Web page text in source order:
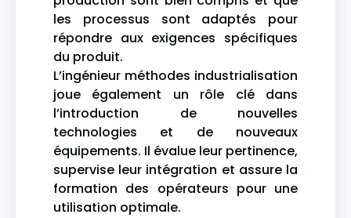
les processus sont adaptés pour
répondre aux exigences spécifiques
du produit.
L’ingénieur méthodes industrialisation
joue également un rôle clé dans
l’introduction de nouvelles
technologies et de nouveaux
équipements. Il évalue leur pertinence,
supervise leur intégration et assure la
formation des opérateurs pour une
utilisation optimale.